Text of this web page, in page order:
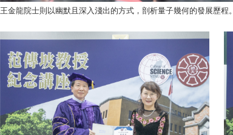
王金龍院士則以幽默且深入淺出的方式，剖析量子幾何的發展歷程。